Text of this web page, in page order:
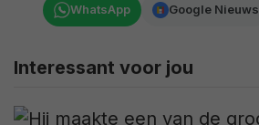
WhatsApp Google Nieuws
Interessant voor jou